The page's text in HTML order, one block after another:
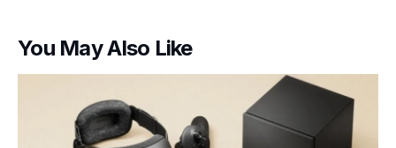
You May Also Like